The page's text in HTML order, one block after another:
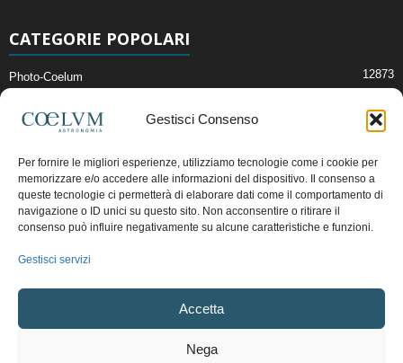
Gestisci Consenso
Per fornire le migliori esperienze, utilizziamo tecnologie come i cookie per
memorizzare e/o accedere alle informazioni del dispositivo. Il consenso a
queste tecnologie ci permetterà di elaborare dati come il comportamento di
navigazione o ID unici su questo sito. Non acconsentire o ritirare il
consenso può influire negativamente su alcune caratteristiche e funzioni.
Gestisci servizi
Accetta
Nega
CATEGORIE POPOLARI
Photo-Coelum 12873
News di Astronomia 2412
Cielo del Mese
Astronomia, Astrofisica e Cosmologia
Articoli e Risorse On-Line
Copyright © 1997 - 2024 vietata la riproduzione.